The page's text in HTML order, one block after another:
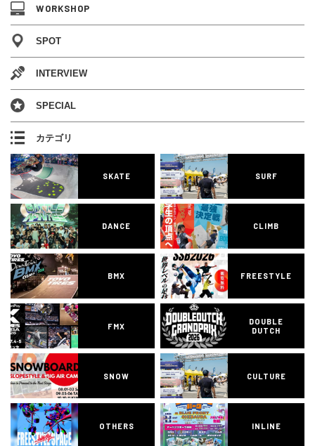
WORKSHOP
SPOT
INTERVIEW
SPECIAL
カテゴリ
SKATE SURF
DANCE CLIMB
BMX FREESTYLE
FMX
DOUBLE
DUTCH
SNOW CULTURE
OTHERS INLINE